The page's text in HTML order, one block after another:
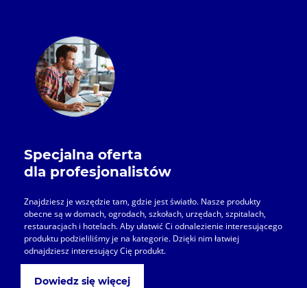
Specjalna oferta
dla profesjonalistów
Znajdziesz je wszędzie tam, gdzie jest światło. Nasze produkty
obecne są w domach, ogrodach, szkołach, urzędach, szpitalach,
restauracjach i hotelach. Aby ułatwić Ci odnalezienie interesującego
produktu podzieliliśmy je na kategorie. Dzięki nim łatwiej
odnajdziesz interesujący Cię produkt.
Dowiedz się więcej